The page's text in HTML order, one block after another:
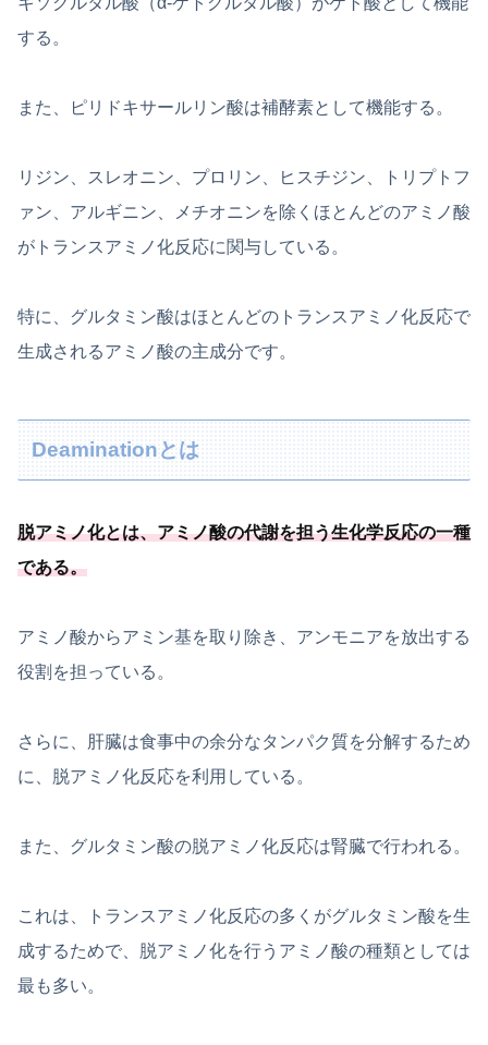
する。
また、ピリドキサールリン酸は補酵素として機能する。
リジン、スレオニン、プロリン、ヒスチジン、トリプトフ
ァン、アルギニン、メチオニンを除くほとんどのアミノ酸
がトランスアミノ化反応に関与している。
特に、グルタミン酸はほとんどのトランスアミノ化反応で
生成されるアミノ酸の主成分です。
Deaminationとは
脱アミノ化とは、アミノ酸の代謝を担う生化学反応の一種
である。
アミノ酸からアミン基を取り除き、アンモニアを放出する
役割を担っている。
さらに、肝臓は食事中の余分なタンパク質を分解するため
に、脱アミノ化反応を利用している。
また、グルタミン酸の脱アミノ化反応は腎臓で行われる。
これは、トランスアミノ化反応の多くがグルタミン酸を生
成するためで、脱アミノ化を行うアミノ酸の種類としては
最も多い。